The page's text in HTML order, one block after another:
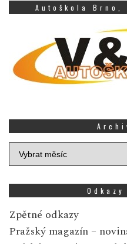
Autoškola
Archiv
zpráv
Zpětné odkazy
Pražský magazín –